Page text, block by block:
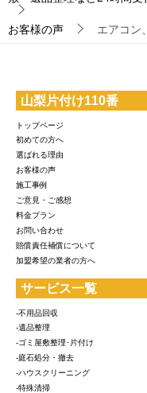
お客様の声 エアコン
山梨片付け110番
トップページ
初めての方へ
選ばれる理由
お客様の声
施工事例
ご意見・ご感想
料金プラン
お問い合わせ
賠償責任補償について
加盟希望の業者の方へ
サービス一覧
-不用品回収
-遺品整理
-ゴミ屋敷整理･片付け
-庭石処分・撤去
-ハウスクリーニング
-特殊清掃